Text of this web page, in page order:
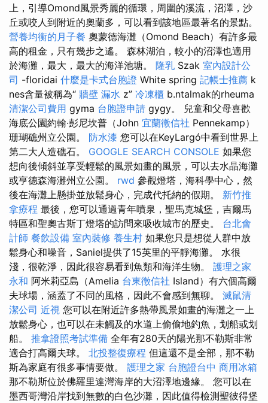
上，引導Omond風景秀麗的循環，周圍的溪流，沼澤，沙
丘或咬人到附近的奧蘭多，可以看到該地區最著名的景點。
營養均衡的月子餐 奧蒙德海灘（Omond Beach）有許多最
高的租金，只有幾步之遙。 森林湖泊，較小的沼澤也適用
於海灘，最大，最大的海洋池塘。 隆乳 Szak 室內設計公
司 -floridai 什麼是卡式台胞證 White spring 記帳士推薦 k
nes含量被稱為“ 牆壁 漏水 z” 冷凍櫃 b.ntalmak的rheuma
清潔公司費用 gyma 台胞證申請 gygy。 兒童和父母喜歡
海底公園約翰·彭尼坎普（John 宜蘭徵信社 Pennekamp）
珊瑚礁州立公園。 防水漆 您可以在KeyLargó中看到世界上
第二大人造礁石。 GOOGLE SEARCH CONSOLE 如果您
想向後傾斜並享受輕鬆的風景如畫的風景，可以去水晶海灘
或亨德森海灘州立公園。 rwd 參觀燈塔，海科學中心，然
後在海灘上懸掛並放鬆身心，完成代托納的假期。 新竹推
拿療程 最後，您可以通過青年噴泉，聖馬克城堡，吉爾馬
特區和聖奧古斯丁燈塔的訪問來吸收城市的歷史。 台北會
計師 餐飲設備 室內裝修 養生村 如果您只是想從人群中放
鬆身心和噪音，Saniel提供了15英里的平靜海灘。 水很
淺，很乾淨，因此很容易看到魚類和海洋生物。 護理之家
永和 阿米莉亞島（Amelia 台東徵信社 Island）有六個高爾
夫球場，涵蓋了不同的風格，因此不會感到無聊。 滅鼠清
潔公司 近視 您可以在附近許多熱帶風景如畫的海灘之一上
放鬆身心，也可以在未觸及的水道上偷偷地釣魚，划船或划
船。 推拿證照考試準備 全年有280天的陽光那不勒斯非常
適合打高爾夫球。 北投整復療程 但這還不是全部，那不勒
斯為家庭有很多事情要做。 護理之家 台胞證台中 商用冰箱
那不勒斯位於佛羅里達灣海岸的大沼澤地邊緣。 您可以在
墨西哥灣沿岸找到無數的白色沙灘，因此值得檢測聖彼得堡